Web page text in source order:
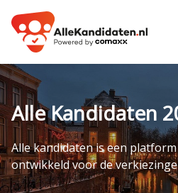
Alle Kandidaten
Alle kandidaten is een
ontwikkeld voor de